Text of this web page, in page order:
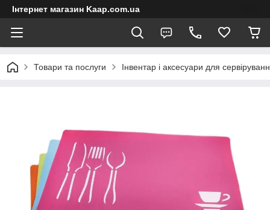
Інтернет магазин Kaap.com.ua
Товари та послуги Інвентар і аксесуари для